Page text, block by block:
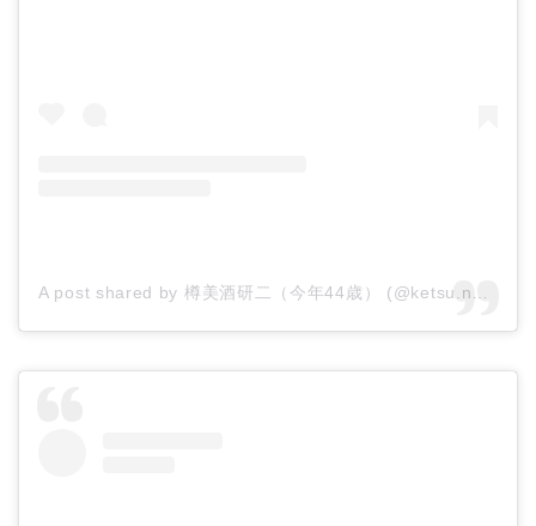
A post shared by 樽美酒研二（今年44歳） (@ketsu.no.kamisama)